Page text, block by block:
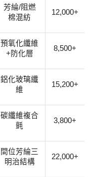
芳綸/阻燃
棉混紡
12,000+
預氧化纖維
+防化層
8,500+
鋁化玻璃纖
維
15,200+
碳纖維複合
氈
3,800+
間位芳綸三
明治結構
22,000+